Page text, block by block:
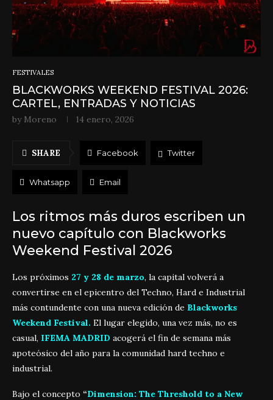
FESTIVALES
BLACKWORKS WEEKEND FESTIVAL 2026:
CARTEL, ENTRADAS Y NOTICIAS
by Moreno 14 enero, 2026
SHARE Facebook Twitter
Whatsapp Email
Los ritmos más duros escriben un
nuevo capítulo con Blackworks
Weekend Festival 2026
Los próximos 27 y 28 de marzo, la capital volverá a
convertirse en el epicentro del Techno, Hard e Industrial
más contundente con una nueva edición de Blackworks
Weekend Festival. El lugar elegido, una vez más, no es
casual, IFEMA MADRID acogerá el fin de semana más
apoteósico del año para la comunidad hard techno e
industrial.
Bajo el concepto “Dimension: The Threshold to a New